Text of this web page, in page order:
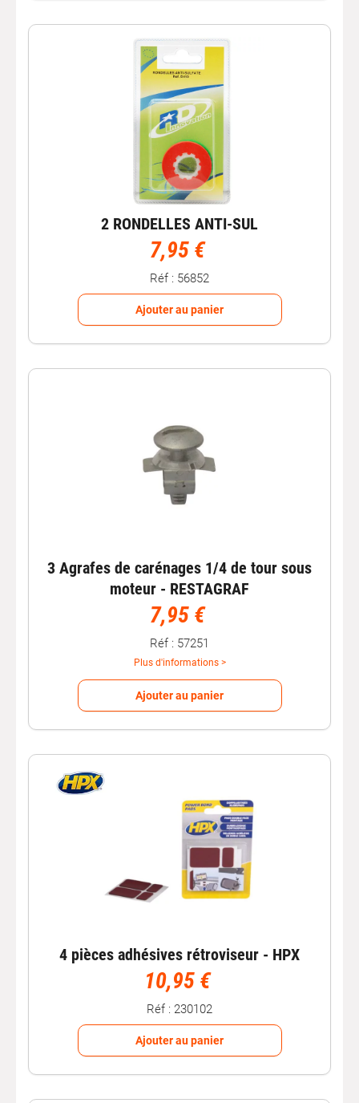
2 RONDELLES ANTI-SUL
7,95 €
Réf : 56852
Ajouter au panier
3 Agrafes de carénages 1/4 de tour sous
moteur - RESTAGRAF
7,95 €
Réf : 57251
Plus d'informations >
Ajouter au panier
4 pièces adhésives rétroviseur - HPX
10,95 €
Réf : 230102
Ajouter au panier